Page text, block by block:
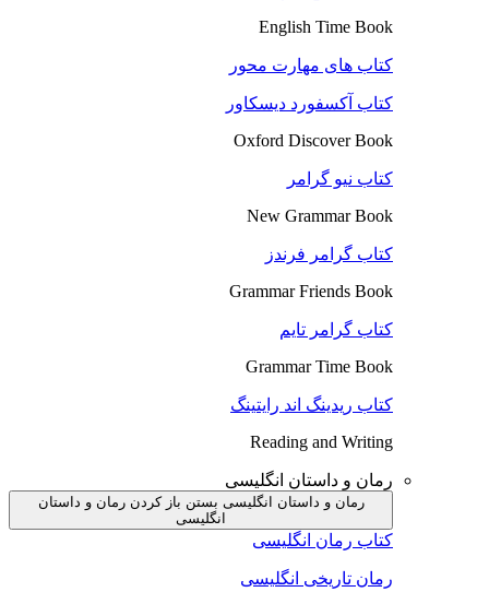
English Time Book
کتاب های مهارت محور
کتاب آکسفورد دیسکاور
Oxford Discover Book
کتاب نیو گرامر
New Grammar Book
کتاب گرامر فرندز
Grammar Friends Book
کتاب گرامر تایم
Grammar Time Book
کتاب ریدینگ اند رایتینگ
Reading and Writing
رمان و داستان انگلیسی
رمان و داستان انگلیسی بستن باز کردن رمان و داستان
انگلیسی
کتاب رمان انگلیسی
رمان تاریخی انگلیسی